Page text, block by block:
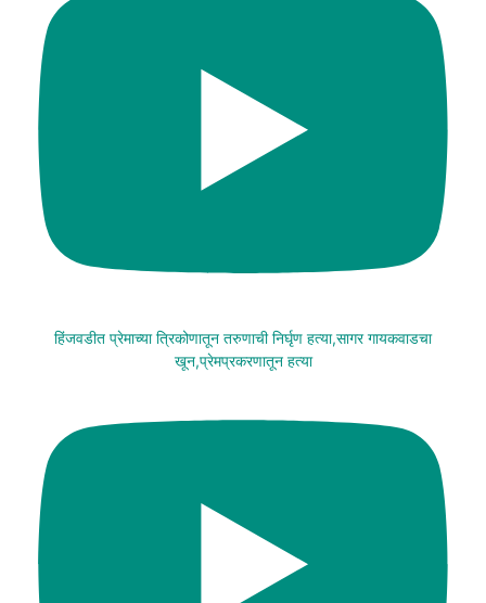
हिंजवडीत प्रेमाच्या त्रिकोणातून तरुणाची निर्घृण हत्या,सागर गायकवाडचा
खून,प्रेमप्रकरणातून हत्या